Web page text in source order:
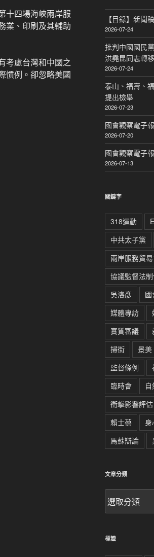
十四場海峽兩岸服
業、印刷及其輔助
考慮台灣和中國之
慣例。卻忽略美國
【目錄】新聞稿
2026-07-24
批判中國國民
洪堯昆同志轉
2026-07-24
泰山、福壽、
提出檢舉
2026-07-23
國會觀察電子
2026-07-20
國會觀察電子
2026-07-13
關鍵字
318運動
中共太子黨
兩岸服務貿
協議監督法
吳濬彥
國
媒體專訪
實質審議
掃街
景美
監督條例
臨時會
衝擊影響評估
賴士葆
身
馬蘇辯論
文章分類
章
分
標籤